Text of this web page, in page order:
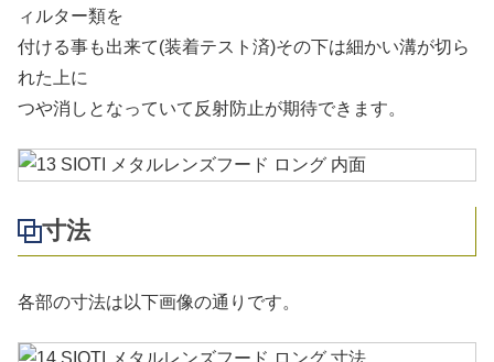
ィルター類を
付ける事も出来て(装着テスト済)その下は細かい溝が切ら
れた上に
つや消しとなっていて反射防止が期待できます。
寸法
各部の寸法は以下画像の通りです。